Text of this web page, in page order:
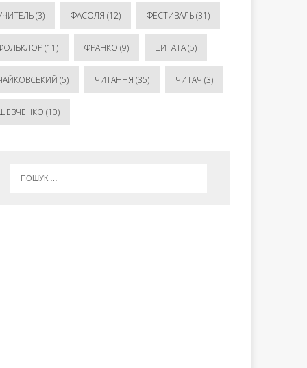
(3) ФАСОЛЯ (12) ФЕСТИВАЛЬ(31)
(11) ФРАНКО (9) ЦИТАТА(5)
(5) ЧИТАННЯ (35) ЧИТАЧ (3)
(10)